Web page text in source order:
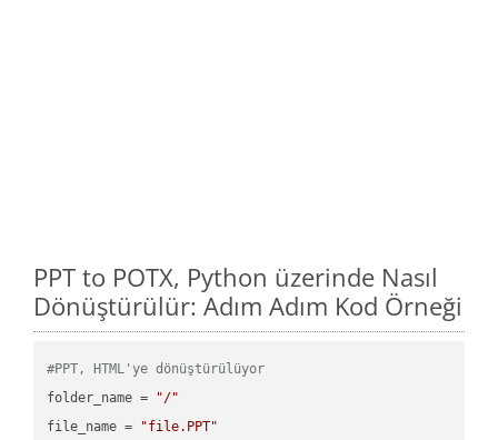
PPT to POTX, Python üzerinde Nasıl
Dönüştürülür: Adım Adım Kod Örneği
#PPT, HTML'ye dönüştürülüyor
folder_name =
"/"
file_name =
"file.PPT"